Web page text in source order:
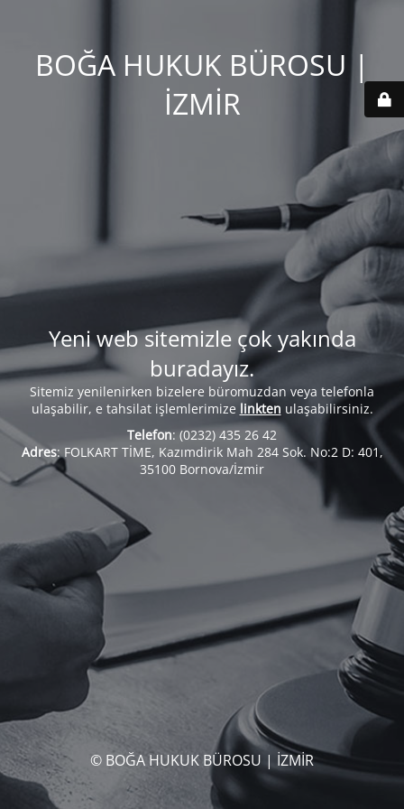
BOĞA HUKUK BÜROSU |
İZMİR
Yeni web sitemizle çok yakında
buradayız.
Sitemiz yenilenirken bizelere büromuzdan veya telefonla
ulaşabilir, e tahsilat işlemlerimize linkten ulaşabilirsiniz.
Telefon: (0232) 435 26 42
Adres: FOLKART TİME, Kazımdirik Mah 284 Sok. No:2 D: 401,
35100 Bornova/İzmir
© BOĞA HUKUK BÜROSU | İZMİR